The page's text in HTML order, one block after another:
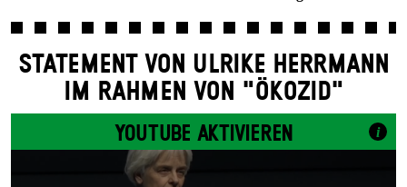
STATEMENT VON ULRIKE HERRMANN
IM RAHMEN VON "ÖKOZID"
YOUTUBE AKTIVIEREN i